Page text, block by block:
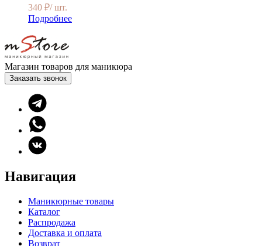
340 ₽/ шт.
Подробнее
Магазин товаров для маникюра
Заказать звонок
Навигация
Маникюрные товары
Каталог
Распродажа
Доставка и оплата
Возврат